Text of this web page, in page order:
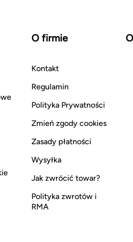
O firmie
Kontakt
Regulamin
Polityka Prywatności
Zmień zgody cookies
Zasady płatności
Wysyłka
Jak zwrócić towar?
Polityka zwrotów i
RMA